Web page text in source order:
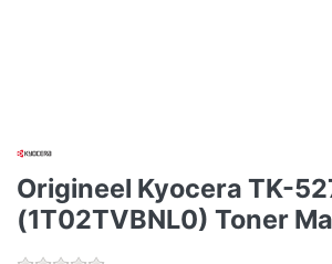
Origineel Kyocera TK-
(1T02TVBNL0) Toner